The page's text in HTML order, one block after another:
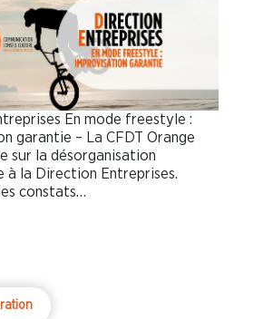
En mode freestyle :
garantie – La CFDT Orange
sur la désorganisation
à la Direction Entreprises.
constats…